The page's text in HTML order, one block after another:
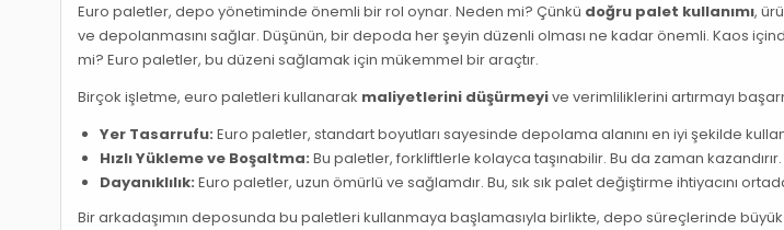
Euro paletler, depo yönetiminde önemli bir rol oynar. Neden mi? Çünkü doğru palet kullanımı,
ve depolanmasını sağlar. Düşünün, bir depoda her şeyin düzenli olması ne kadar önemli. Kaos
mi? Euro paletler, bu düzeni sağlamak için mükemmel bir araçtır.
Birçok işletme, euro paletleri kullanarak maliyetlerini düşürmeyive verimliliklerini artırmayı
Yer Tasarrufu: Euro paletler, standart boyutları sayesinde depolama alanını en iyi şekilde
Hızlı Yükleme ve Boşaltma: Bu paletler, forkliftlerle kolayca taşınabilir. Bu da zaman kazandırır.
Dayanıklılık: Euro paletler, uzun ömürlü ve sağlamdır. Bu, sık sık palet değiştirme ihtiyacını
Bir arkadaşımın deposunda bu paletleri kullanmaya başlamasıyla birlikte, depo süreçlerinde